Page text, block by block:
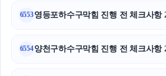
6553영등포하수구막힘 진행 전 체크사항
6554양천구하수구막힘 진행 전 체크사항